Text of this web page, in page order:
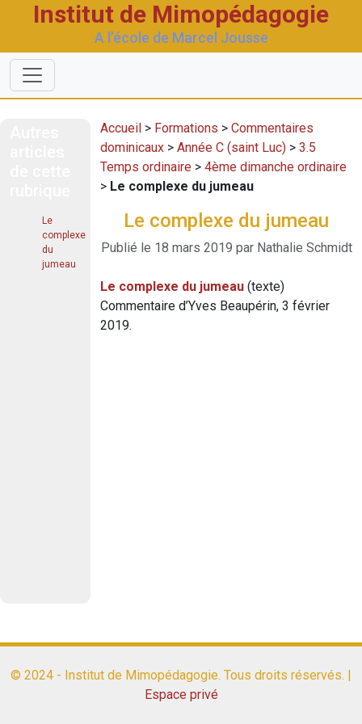
Institut de Mimopédagogie
A l’école de Marcel Jousse
Le
complexe
du
jumeau
Accueil > Formations > Commentaires
dominicaux > Année C (saint Luc) > 3.5
Temps ordinaire > 4ème dimanche ordinaire
> Le complexe du jumeau
Le complexe du jumeau
Publié le 18 mars 2019 par Nathalie Schmidt
Le complexe du jumeau (texte)
Commentaire d’Yves Beaupérin, 3 février
2019.
© 2024 - Institut de Mimopédagogie. Tous droits réservés. |
Espace privé